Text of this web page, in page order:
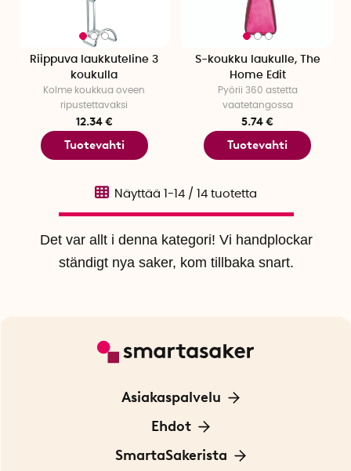
Riippuva laukkuteline 3
koukulla
Kolme koukkua oveen
ripustettavaksi
12.34 €
Tuotevahti
S-koukku laukulle, The
Home Edit
Pyörii 360 astetta
vaatetangossa
5.74 €
Tuotevahti
Det var allt i denna kategori! Vi handplockar
ständigt nya saker, kom tillbaka snart.
Näyttää 1-14 / 14 tuotetta
Asiakaspalvelu
Ota yhteyttä
Ehdot
Tietoa evästeistä
SmartaSakerista